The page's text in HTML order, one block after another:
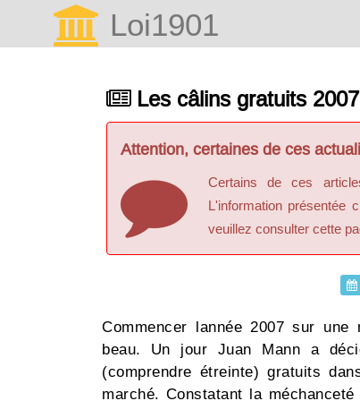
Loi1901
Les câlins gratuits 2007
Attention, certaines de ces
Certains de ces
L'information présentée
veuillez consulter cette
Commencer lannée 2007 sur
beau. Un jour Juan Mann a
(comprendre étreinte) gratuits
marché. Constatant la